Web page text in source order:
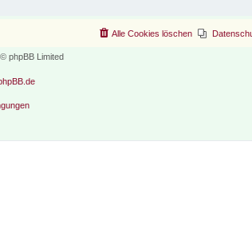
Alle Cookies löschen
phpBB Limited